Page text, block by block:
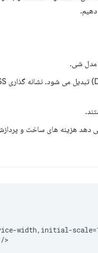
مدل شی.
width,initial-
>